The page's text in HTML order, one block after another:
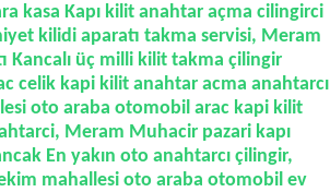
kasa Kapı kilit anahtar açma cilingirci
kilidi aparatı takma servisi, Meram
Kancalı üç milli kilit takma çilingir
celik kapi kilit anahtar acma anahtarcı
oto araba otomobil arac kapi kilit
Meram Muhacir pazari kapı
En yakın oto anahtarcı çilingir,
mahallesi oto araba otomobil ev